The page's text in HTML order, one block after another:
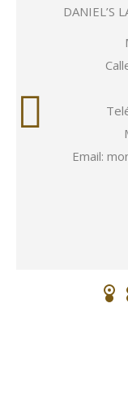
DANIEL’S
Email: